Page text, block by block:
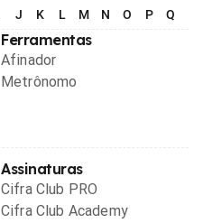
J K L M N O P Q
Ferramentas
Afinador
Metrônomo
Assinaturas
Cifra Club PRO
Cifra Club Academy